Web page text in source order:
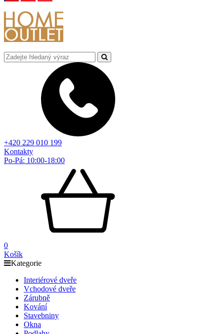
+420 229 010 199
Kontakty
Po-Pá: 10:00-18:00
0
Košík
Kategorie
Interiérové dveře
Vchodové dveře
Zárubně
Kování
Stavebniny
Okna